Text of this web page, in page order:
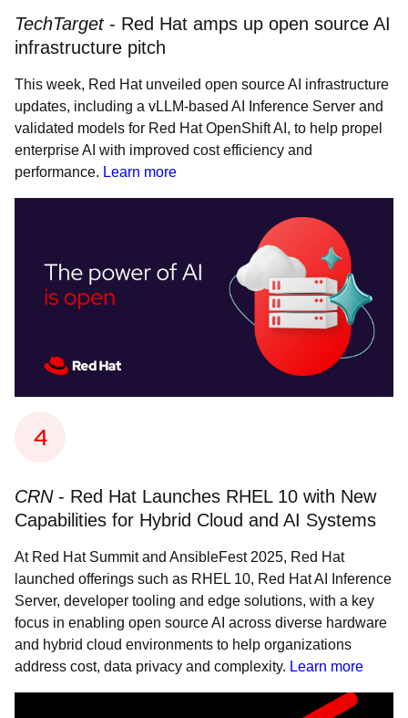
TechTarget- Red Hat amps up open source AI
infrastructure pitch
This week, Red Hat unveiled open source AI infrastructure
updates, including a vLLM-based AI Inference Server and
validated models for Red Hat OpenShift AI, to help propel
enterprise AI with improved cost efficiency and
performance. Learn more
CRN- Red Hat Launches RHEL 10 with New
Capabilities for Hybrid Cloud and AI Systems
At Red Hat Summit and AnsibleFest 2025, Red Hat
launched offerings such as RHEL 10, Red Hat AI Inference
Server, developer tooling and edge solutions, with a key
focus in enabling open source AI across diverse hardware
and hybrid cloud environments to help organizations
address cost, data privacy and complexity. Learn more